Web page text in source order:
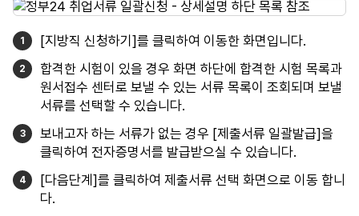
[지방직 신청하기]를 클릭하여 이동한 화면입니다.
합격한 시험이 있을 경우 화면 하단에 합격한 시험 목록과
원서접수 센터로 보낼 수 있는 서류 목록이 조회되며 보낼
서류를 선택할 수 있습니다.
보내고자 하는 서류가 없는 경우 [제출서류 일괄발급]을
클릭하여 전자증명서를 발급받으실 수 있습니다.
[다음단계]를 클릭하여 제출서류 선택 화면으로 이동 합니
다.